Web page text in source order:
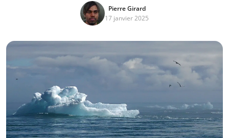
Pierre Girard
17 janvier 2025